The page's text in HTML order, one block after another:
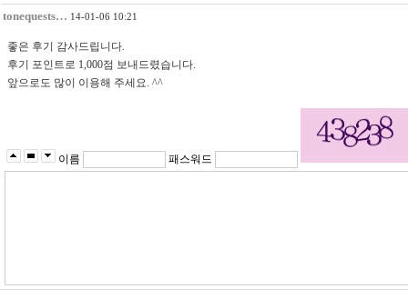
tonequests… 14-01-06 10:21
좋은 후기 감사드립니다.
후기 포인트로 1,000점 보내드렸습니다.
앞으로도 많이 이용해 주세요. ^^
이름 패스워드